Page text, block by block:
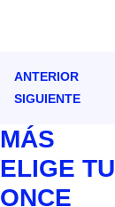
ANTERIOR
SIGUIENTE
MÁS
ELIGE TU
ONCE